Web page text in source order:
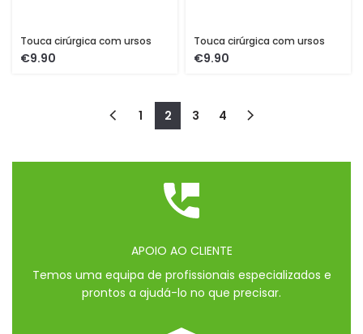
Touca cirúrgica com ursos
€
Touca cirúrgica com ursos
€
1 2 3 4
APOIO AO CLIENTE
Temos uma equipa de profissionais especializados e
prontos a ajudá-lo no que precisar.